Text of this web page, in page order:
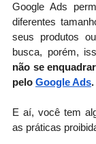
Google Ads
diferentes
seus produtos
busca, porém,
não se
pelo Google Ads.
E aí, você tem
as práticas